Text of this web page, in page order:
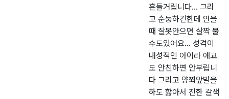
흔들거립니다... 그리
고 순둥하긴한데 안을
때 잘못안으면 살짝 물
수도있어요... 성격이
내성적인 아이라 애교
도 안친하면 안부립니
다 그리고 양쬐앞발을
하도 핧아서 진한 갈색